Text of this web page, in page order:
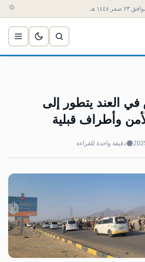
العند يتطور إلى
وأطراف قبلية
دقيقة واحدة للقراءة